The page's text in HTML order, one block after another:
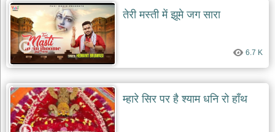
दयाल
भजन
bawa
lal
dayal
bhajans
देव
भजन
shani
dev
bhajans
तेरी मस्ती में झूमे जग सारा
6.7 K
म्हारे सिर पर है श्याम धनि रो हाँथ